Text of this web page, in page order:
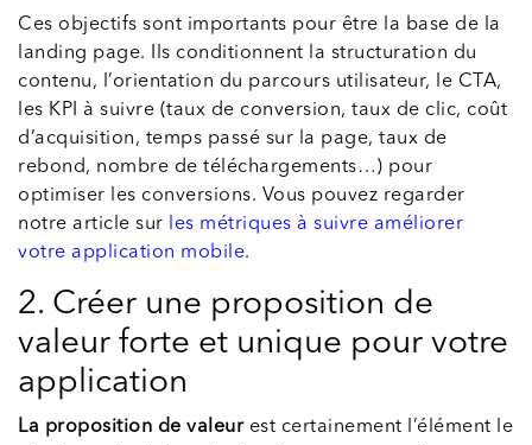
Ces objectifs sont importants pour être la base de la
landing page. Ils conditionnent la structuration du
contenu, l’orientation du parcours utilisateur, le CTA,
les KPI à suivre (taux de conversion, taux de clic, coût
d’acquisition, temps passé sur la page, taux de
rebond, nombre de téléchargements…) pour
optimiser les conversions. Vous pouvez regarder
notre article sur les métriques à suivre améliorer
votre application mobile.
2. Créer une proposition de
valeur forte et unique pour votre
application
La proposition de valeurest certainement l’élément le